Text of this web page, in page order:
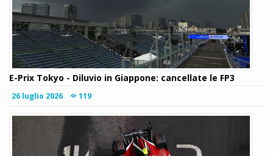
E-Prix Tokyo - Diluvio in Giappone: cancellate le FP3
26 luglio 2026 119